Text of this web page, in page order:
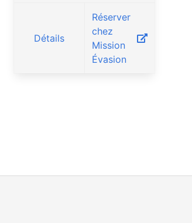
Détails
Réserver
chez
Mission
Évasion